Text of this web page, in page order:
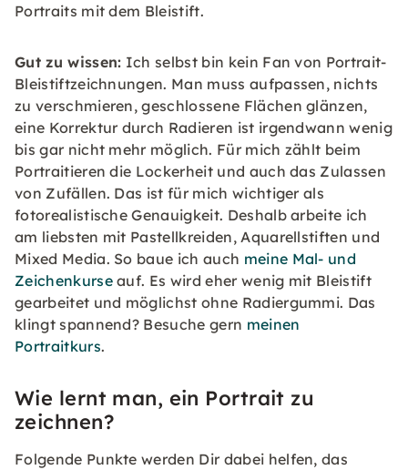
Portraits mit dem Bleistift.
Gut zu wissen: Ich selbst bin kein Fan von Portrait-
Bleistiftzeichnungen. Man muss aufpassen, nichts
zu verschmieren, geschlossene Flächen glänzen,
eine Korrektur durch Radieren ist irgendwann wenig
bis gar nicht mehr möglich. Für mich zählt beim
Portraitieren die Lockerheit und auch das Zulassen
von Zufällen. Das ist für mich wichtiger als
fotorealistische Genauigkeit. Deshalb arbeite ich
am liebsten mit Pastellkreiden, Aquarellstiften und
Mixed Media. So baue ich auch meine Mal- und
Zeichenkurseauf. Es wird eher wenig mit Bleistift
gearbeitet und möglichst ohne Radiergummi. Das
klingt spannend? Besuche gern meinen
Portraitkurs.
Wie lernt man, ein Portrait zu
zeichnen?
Folgende Punkte werden Dir dabei helfen, das